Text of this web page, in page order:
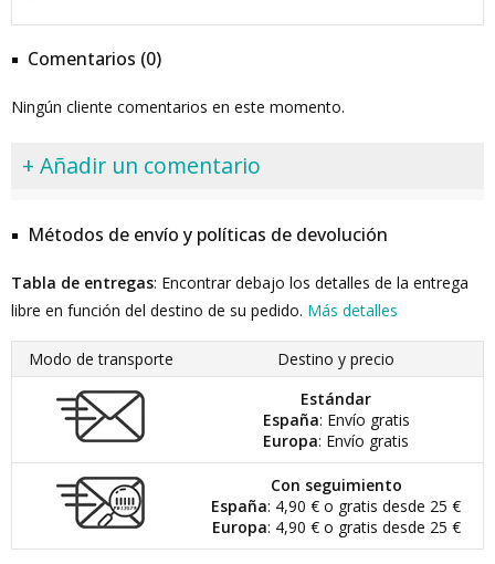
Comentarios (0)
Ningún cliente comentarios en este momento.
+ Añadir un comentario
Métodos de envío y políticas de devolución
Tabla de entregas: Encontrar debajo los detalles de la entrega
libre en función del destino de su pedido. Más detalles
Modo de transporte
Destino y precio
Estándar
España: Envío gratis
Europa: Envío gratis
Con seguimiento
España: 4,90 € o gratis desde 25 €
Europa: 4,90 € o gratis desde 25 €